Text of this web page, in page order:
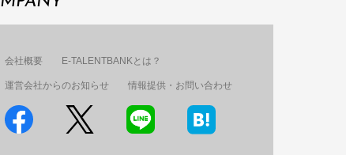
会社概要 E-TALENTBANKとは？
運営会社からのお知らせ 情報提供・お問い合わせ